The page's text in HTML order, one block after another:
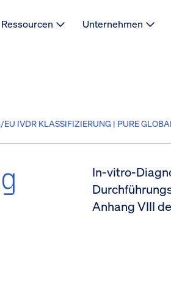
Ressourcen Unternehmen
/EU IVDR KLASSIFIZIERUNG | PURE
In-vitro-
Anhang VIII